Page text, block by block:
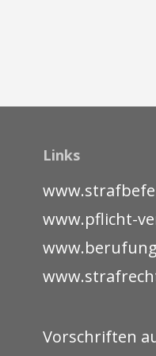
Links
www.pflicht-
Vorschriften